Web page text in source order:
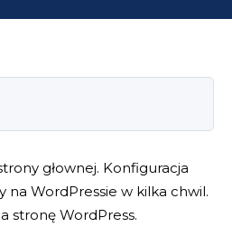
głownej. Konfiguracja
na WordPressie w kilka chwil.
stronę WordPress.